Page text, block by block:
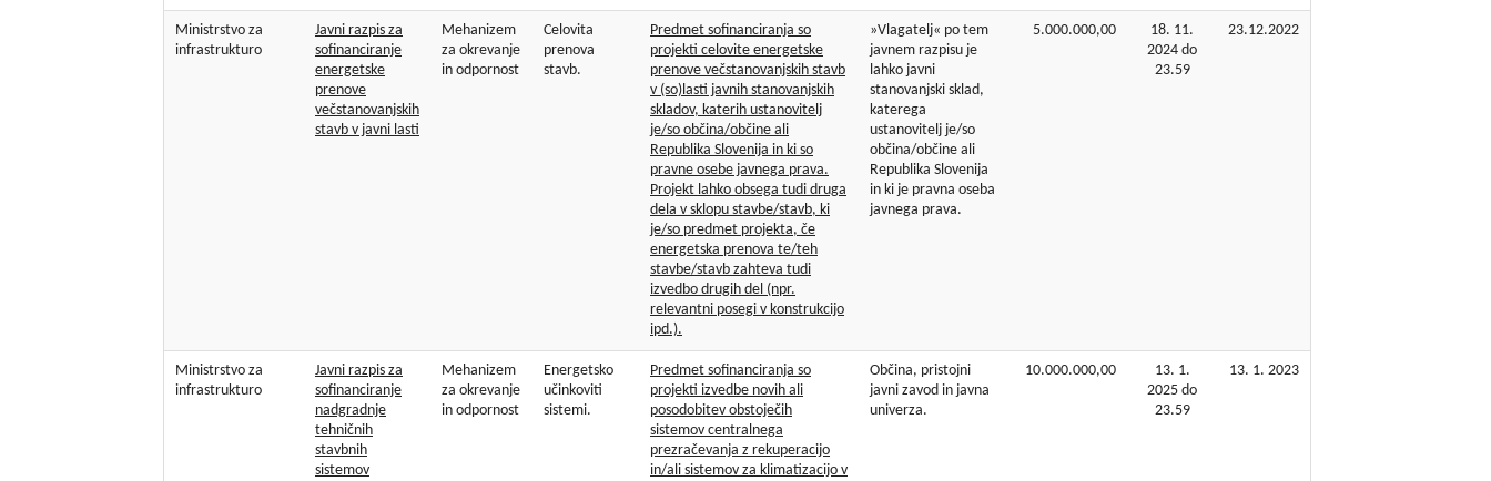
Ministrstvo za
infrastrukturo
Javni razpis za
sofinanciranje
energetske
prenove
večstanovanjskih
stavb v javni lasti
Mehanizem
za okrevanje
in odpornost
Celovita
prenova
stavb.
Predmet sofinanciranja so
projekti celovite energetske
prenove večstanovanjskih stavb
v (so)lasti javnih stanovanjskih
skladov, katerih ustanovitelj
je/so občina/občine ali
Republika Slovenija in ki so
pravne osebe javnega prava.
Projekt lahko obsega tudi druga
dela v sklopu stavbe/stavb, ki
je/so predmet projekta, če
energetska prenova te/teh
stavbe/stavb zahteva tudi
izvedbo drugih del (npr.
relevantni posegi v konstrukcijo
ipd.).
»Vlagatelj« po tem
javnem razpisu je
lahko javni
stanovanjski sklad,
katerega
ustanovitelj je/so
občina/občine ali
Republika Slovenija
in ki je pravna oseba
javnega prava.
5.000.000,00
18. 11.
2024 do
23.59
23.12.2022
Ministrstvo za
infrastrukturo
Javni razpis za
sofinanciranje
nadgradnje
tehničnih
stavbnih
sistemov
Mehanizem
za okrevanje
in odpornost
Energetsko
učinkoviti
sistemi.
Predmet sofinanciranja so
projekti izvedbe novih ali
posodobitev obstoječih
sistemov centralnega
prezračevanja z rekuperacijo
in/ali sistemov za klimatizacijo v
Občina, pristojni
javni zavod in javna
univerza.
10.000.000,00
13. 1.
2025 do
23.59
13. 1. 2023